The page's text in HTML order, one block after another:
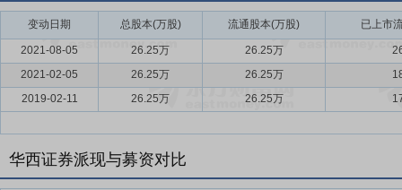
变动日期 总股本(万股) 流通股本(万股) 已上市
2021-08-05 26.25万 26.25万
2021-02-05
26.25万 26.25万
2019-02-11
26.25万 26.25万
华西证券派现与募资对比